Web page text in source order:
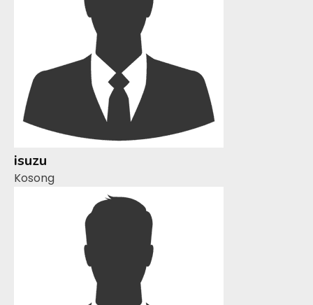
isuzu
Kosong